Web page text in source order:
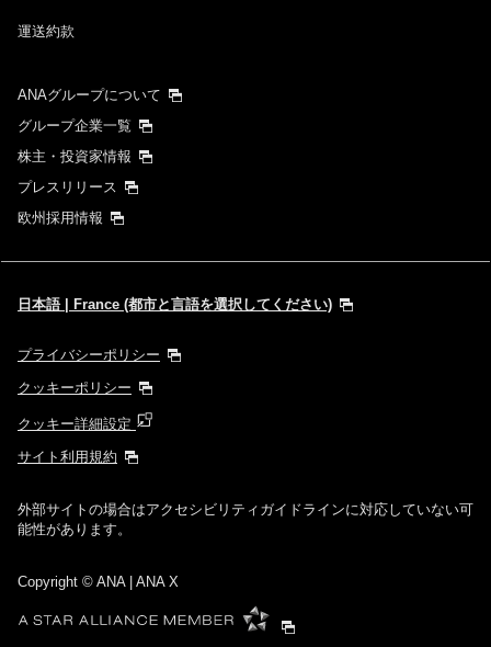
運送約款
ANAグループについて
グループ企業一覧
株主・投資家情報
プレスリリース
欧州採用情報
日本語 | France (都市と言語を選択してください)
プライバシーポリシー
クッキーポリシー
クッキー詳細設定
サイト利用規約
外部サイトの場合はアクセシビリティガイドラインに対応していない可
能性があります。
Copyright © ANA | ANA X